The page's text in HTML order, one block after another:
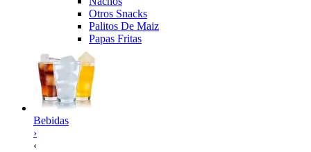
Otros Snacks
Palitos De Maiz
Papas Fritas
Bebidas
›
‹